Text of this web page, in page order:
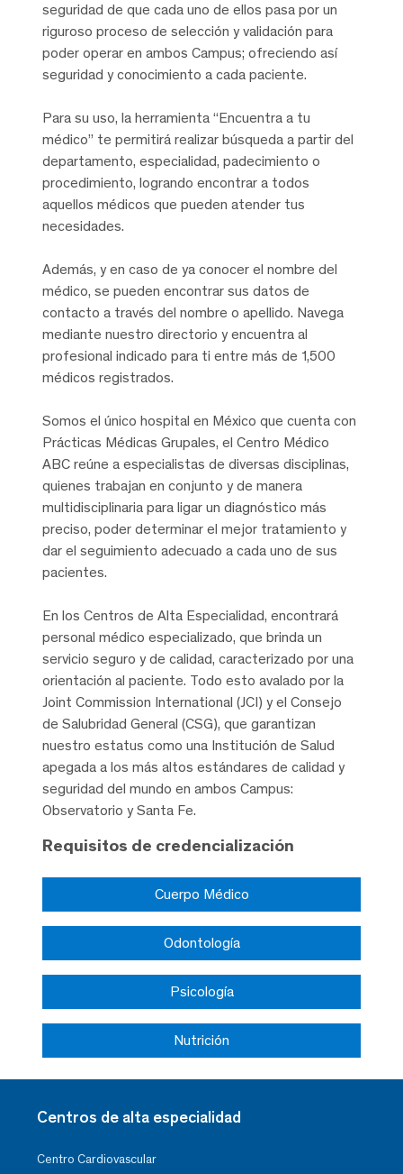
seguridad de que cada uno de ellos pasa por un
riguroso proceso de selección y validación para
poder operar en ambos Campus; ofreciendo así
seguridad y conocimiento a cada paciente.
Para su uso, la herramienta “Encuentra a tu
médico” te permitirá realizar búsqueda a partir del
departamento, especialidad, padecimiento o
procedimiento, logrando encontrar a todos
aquellos médicos que pueden atender tus
necesidades.
Además, y en caso de ya conocer el nombre del
médico, se pueden encontrar sus datos de
contacto a través del nombre o apellido. Navega
mediante nuestro directorio y encuentra al
profesional indicado para ti entre más de 1,500
médicos registrados.
Somos el único hospital en México que cuenta con
Prácticas Médicas Grupales, el Centro Médico
ABC reúne a especialistas de diversas disciplinas,
quienes trabajan en conjunto y de manera
multidisciplinaria para ligar un diagnóstico más
preciso, poder determinar el mejor tratamiento y
dar el seguimiento adecuado a cada uno de sus
pacientes.
En los Centros de Alta Especialidad, encontrará
personal médico especializado, que brinda un
servicio seguro y de calidad, caracterizado por una
orientación al paciente. Todo esto avalado por la
Joint Commission International (JCI) y el Consejo
de Salubridad General (CSG), que garantizan
nuestro estatus como una Institución de Salud
apegada a los más altos estándares de calidad y
seguridad del mundo en ambos Campus:
Observatorio y Santa Fe.
Requisitos de credencialización
Cuerpo Médico
Odontología
Psicología
Nutrición
Centros de alta especialidad
Centro Cardiovascular